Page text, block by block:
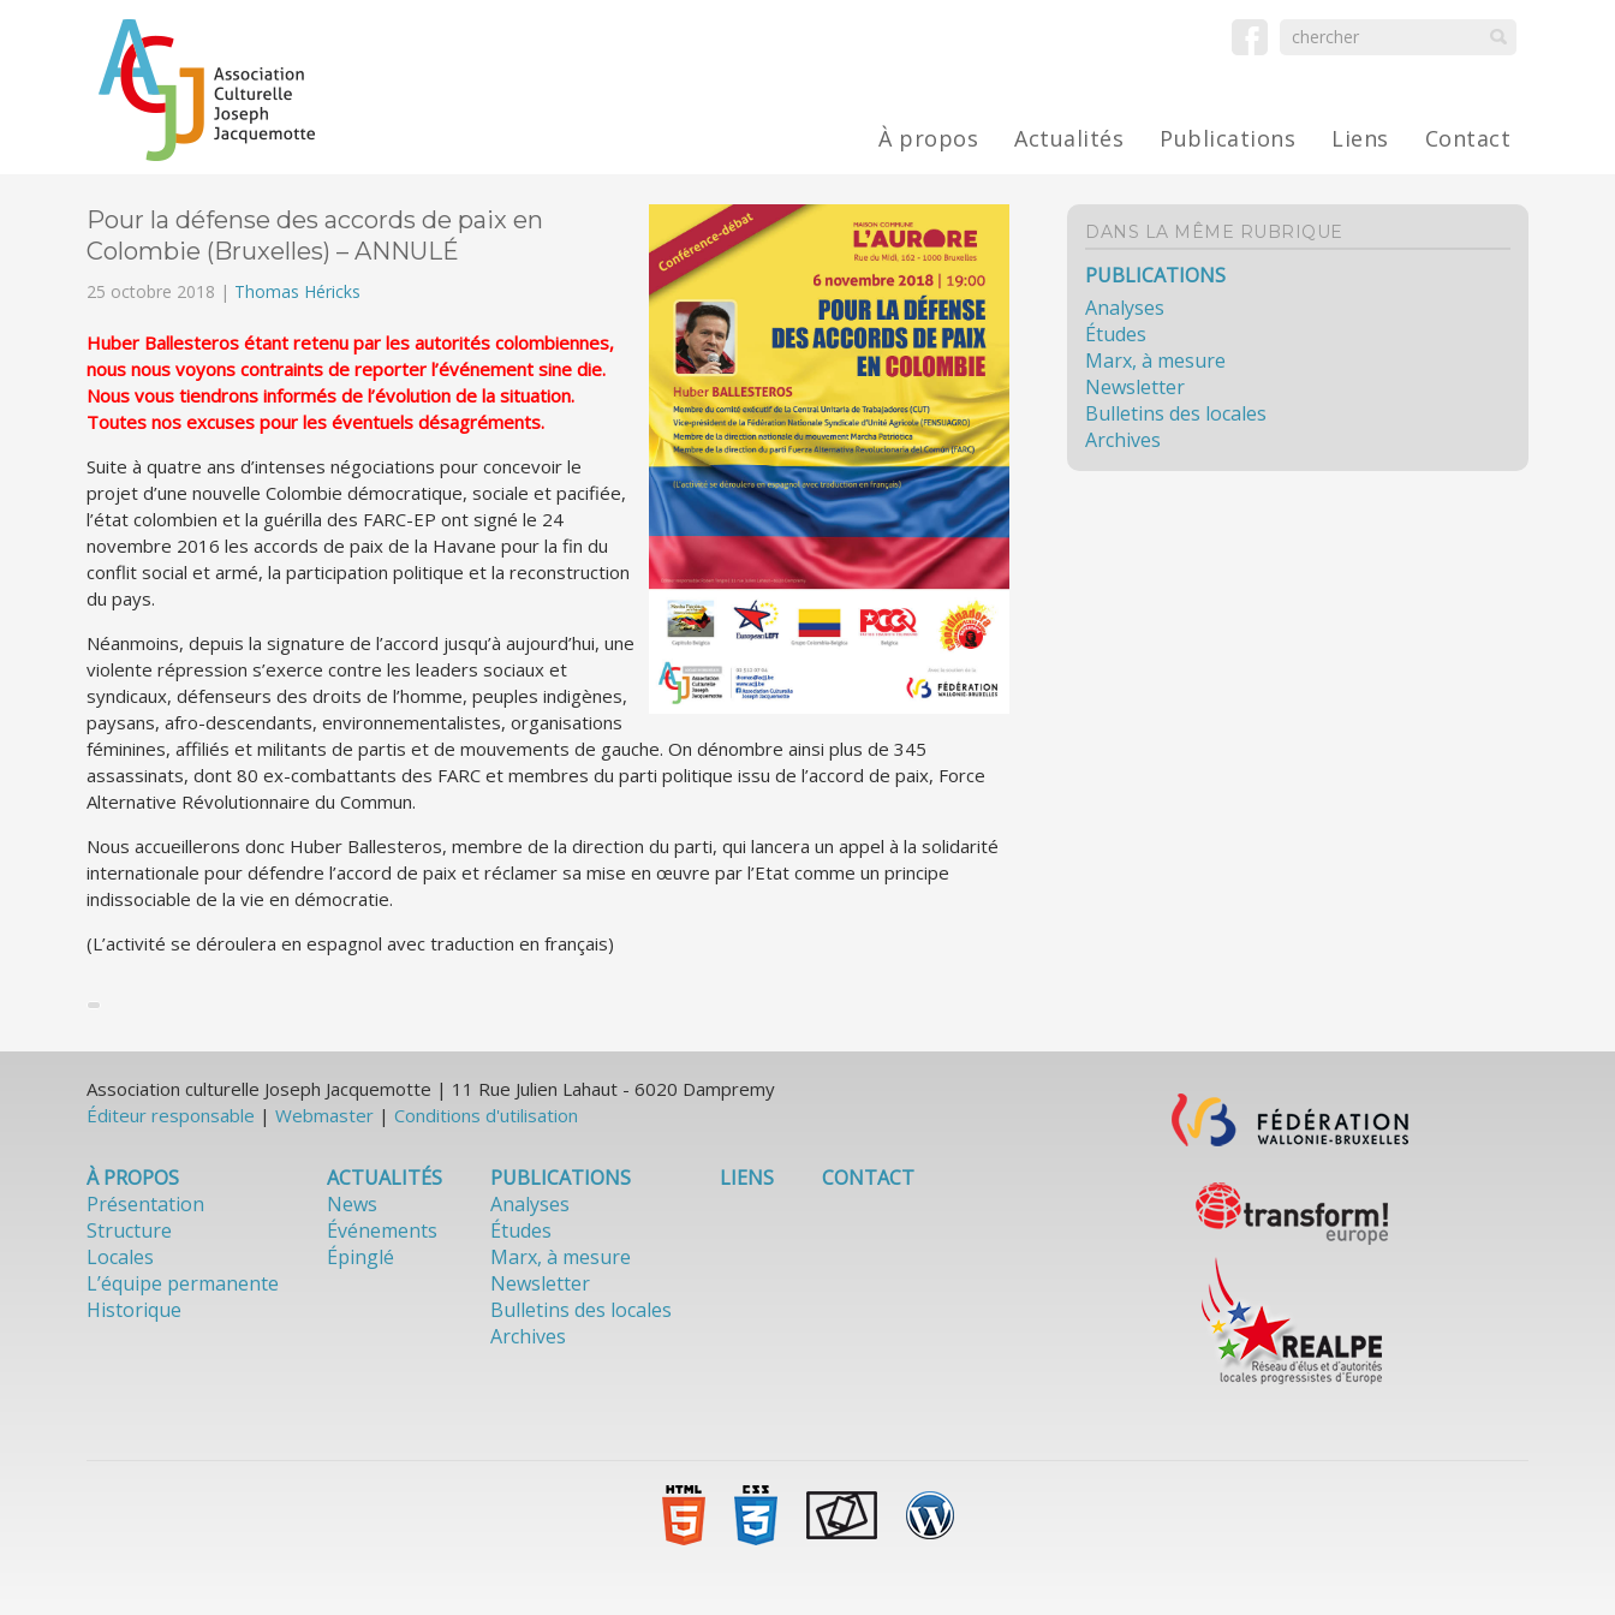
À propos Actualités Publications Liens Contact
Pour la défense des accords de paix en
Colombie (Bruxelles) – ANNULÉ
25 octobre 2018 | Thomas Héricks
Huber Ballesteros étant retenu par les autorités colombiennes,
nous nous voyons contraints de reporter l’événement sine die.
Nous vous tiendrons informés de l’évolution de la situation.
Toutes nos excuses pour les éventuels désagréments.
Suite à quatre ans d’intenses négociations pour concevoir le
projet d’une nouvelle Colombie démocratique, sociale et pacifiée,
l’état colombien et la guérilla des FARC-EP ont signé le 24
novembre 2016 les accords de paix de la Havane pour la fin du
conflit social et armé, la participation politique et la reconstruction
du pays.
Néanmoins, depuis la signature de l’accord jusqu’à aujourd’hui, une
violente répression s’exerce contre les leaders sociaux et
syndicaux, défenseurs des droits de l’homme, peuples indigènes,
paysans, afro-descendants, environnementalistes, organisations
féminines, affiliés et militants de partis et de mouvements de gauche. On dénombre ainsi plus de 345
assassinats, dont 80 ex-combattants des FARC et membres du parti politique issu de l’accord de paix, Force
Alternative Révolutionnaire du Commun.
Nous accueillerons donc Huber Ballesteros, membre de la direction du parti, qui lancera un appel à la solidarité
internationale pour défendre l’accord de paix et réclamer sa mise en œuvre par l’Etat comme un principe
indissociable de la vie en démocratie.
(L’activité se déroulera en espagnol avec traduction en français)
DANS LA MÊME RUBRIQUE
PUBLICATIONS
Analyses
Études
Marx, à mesure
Newsletter
Bulletins des locales
Archives
Association culturelle Joseph Jacquemotte | 11 Rue Julien Lahaut - 6020 Dampremy
Éditeur responsable | Webmaster | Conditions d'utilisation
À PROPOS
Présentation
Structure
Locales
L’équipe permanente
Historique
ACTUALITÉS
News
Événements
Épinglé
PUBLICATIONS
Analyses
Études
Marx, à mesure
Newsletter
Bulletins des locales
Archives
LIENS CONTACT